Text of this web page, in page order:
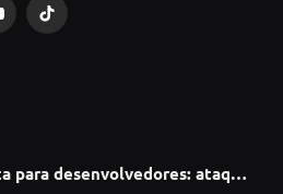
TikTok
para desenvolvedores: ataque